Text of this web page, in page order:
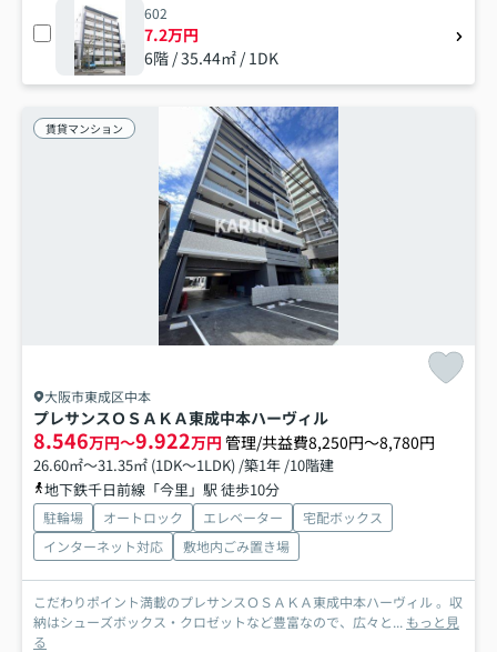
602
7.2万円
6階 / 35.44㎡ / 1DK
賃貸マンション
大阪市東成区中本
プレサンスＯＳＡＫＡ東成中本ハーヴィル
8.546万円～9.922万円 管理/共益費8,250円～8,780円
26.60㎡～31.35㎡ (1DK～1LDK) /築1年 /10階建
地下鉄千日前線「今里」駅 徒歩10分
駐輪場 オートロック エレベーター
宅配ボックス
インターネット対応
敷地内ごみ置き場
こだわりポイント満載のプレサンスＯＳＡＫＡ東成中本ハーヴィル 。収
納はシューズボックス・クロゼットなど豊富なので、広々と... もっと見
る